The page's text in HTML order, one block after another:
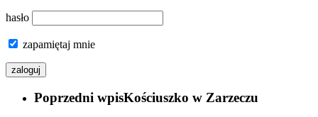
hasło
zapamiętaj mnie
Poprzedni wpisKościuszko w Zarzeczu